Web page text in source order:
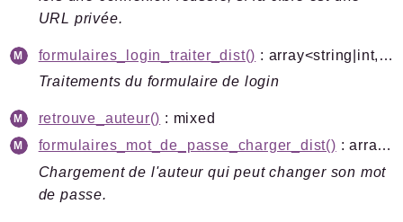
URL privée.
formulaires_login_traiter_dist()
: array<string|int, mixed>
Traitements du formulaire de login
retrouve_auteur() : mixed
formulaires_mot_de_passe_charger_dist()
: array<string|int, mixed>
Chargement de l'auteur qui peut changer son mot
de passe.